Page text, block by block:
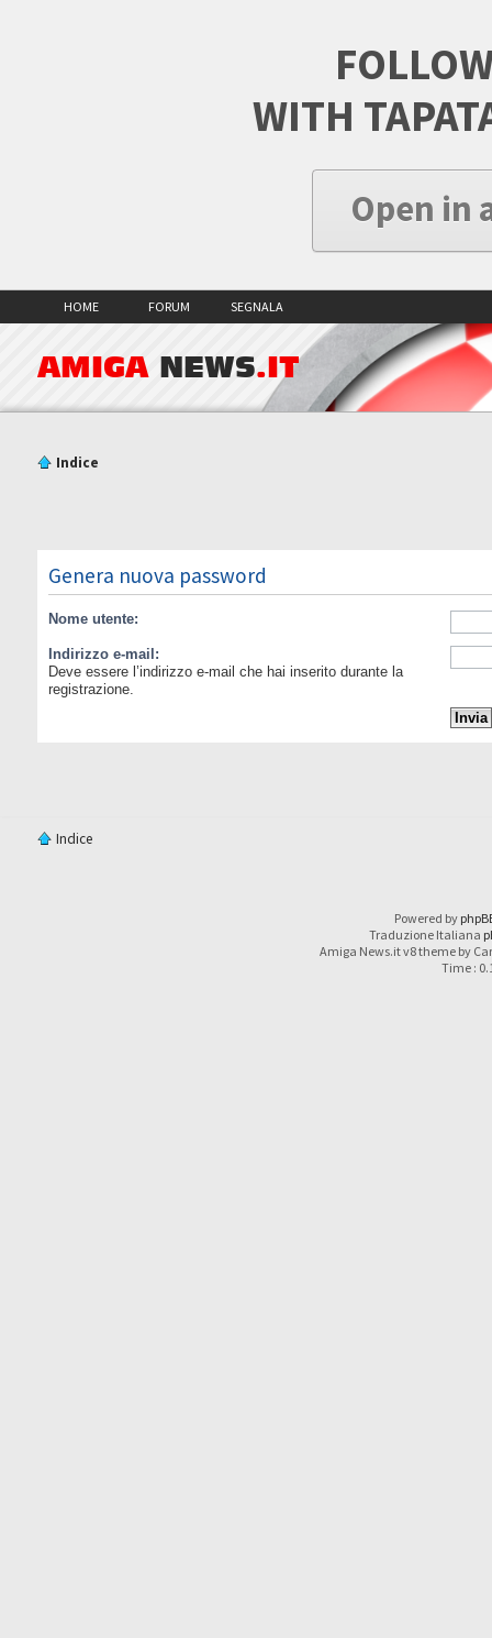
WITH
Open in
HOME FORUM SEGNALA
AMIGA NEWS.IT
Indice
Genera nuova password
Nome utente:
Indirizzo e-mail:
Deve essere l’indirizzo e-mail che hai inserito durante la
registrazione.
Indice
Powered by
Traduzione Italiana
Amiga News.it v8 theme by
Time :